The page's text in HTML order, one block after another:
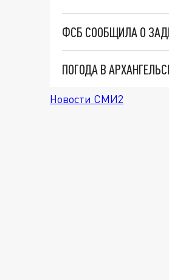
ФСБ СООБЩИЛА О
ПОГОДА В
Новости СМИ2